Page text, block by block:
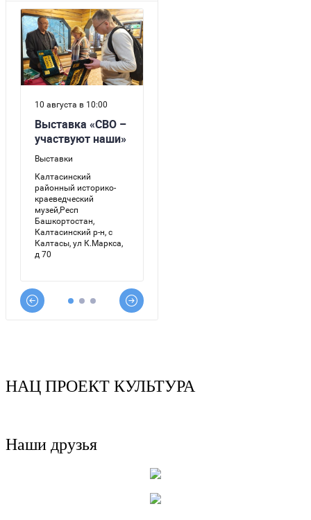
НАЦ ПРОЕКТ КУЛЬТУРА
Наши друзья